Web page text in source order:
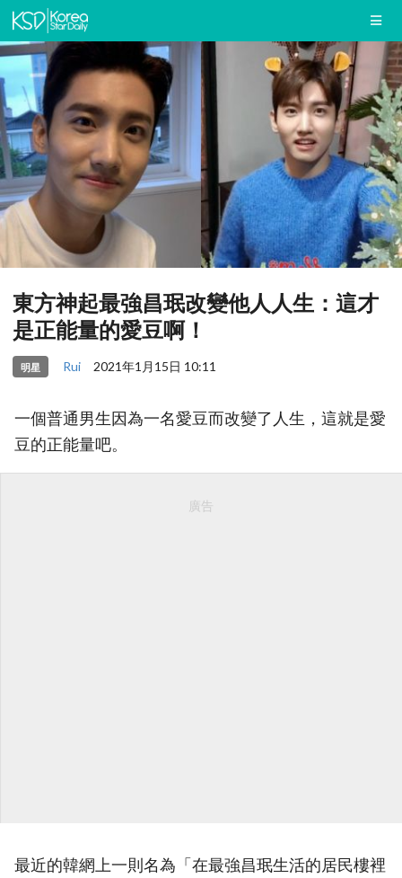
東方神起最強昌珉改變他人人生：這才
是正能量的愛豆啊！
明星 Rui 2021年1月15日 10:11
一個普通男生因為一名愛豆而改變了人生，這就是愛
豆的正能量吧。
廣告
最近的韓網上一則名為「在最強昌珉生活的居民樓裡